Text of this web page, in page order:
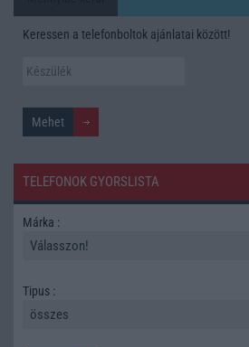
Keressen a telefonboltok ajánlatai között!
TELEFONOK GYORSLISTA
Márka :
Tipus :